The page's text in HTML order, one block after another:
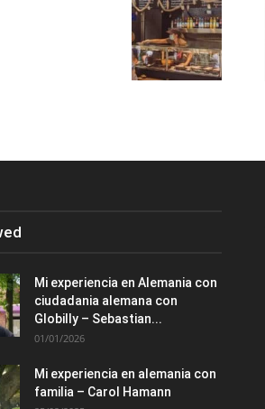
Mi experiencia en Alemania con
ciudadania alemana con
Globilly – Sebastian...
01/01/2026
Mi experiencia en alemania con
familia – Carol Hamann